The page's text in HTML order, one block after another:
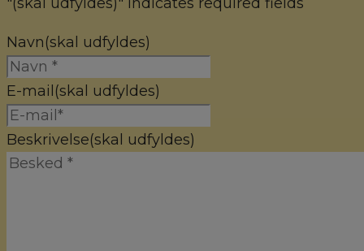
Navn(skal udfyldes)
E-mail (skal udfyldes)
Beskrivelse(skal udfyldes)